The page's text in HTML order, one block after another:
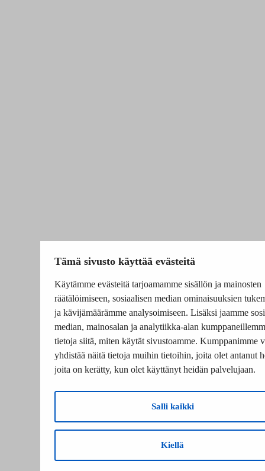
Tämä sivusto käyttää evästeitä
Käytämme evästeitä tarjoamamme sisällön ja mainosten
räätälöimiseen, sosiaalisen median ominaisuuksien
ja kävijämäärämme analysoimiseen. Lisäksi jaamme
median, mainosalan ja analytiikka-alan
tietoja siitä, miten käytät sivustoamme. Kumppanimme
yhdistää näitä tietoja muihin tietoihin, joita olet antanut
joita on kerätty, kun olet käyttänyt heidän palvelujaan.
Salli kaikki
Kiellä